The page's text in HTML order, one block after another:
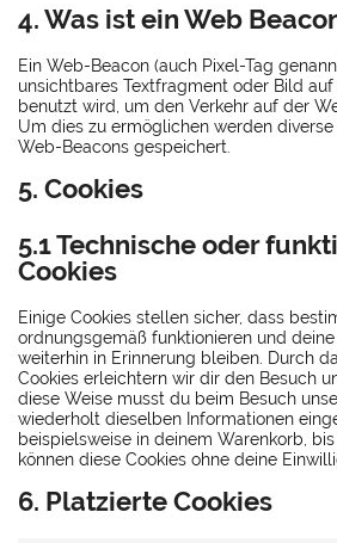
4. Was ist ein Web
Ein Web-Beacon (auch Pixel-Tag
unsichtbares Textfragment oder Bild
benutzt wird, um den Verkehr auf der
Um dies zu ermöglichen werden
Web-Beacons gespeichert.
5. Cookies
5.1 Technische oder
Cookies
Einige Cookies stellen sicher, dass
ordnungsgemäß funktionieren und
weiterhin in Erinnerung bleiben. Durch
Cookies erleichtern wir dir den Besuch
diese Weise musst du beim Besuch
wiederholt dieselben Informationen
beispielsweise in deinem Warenkorb,
können diese Cookies ohne deine
6. Platzierte Cookies